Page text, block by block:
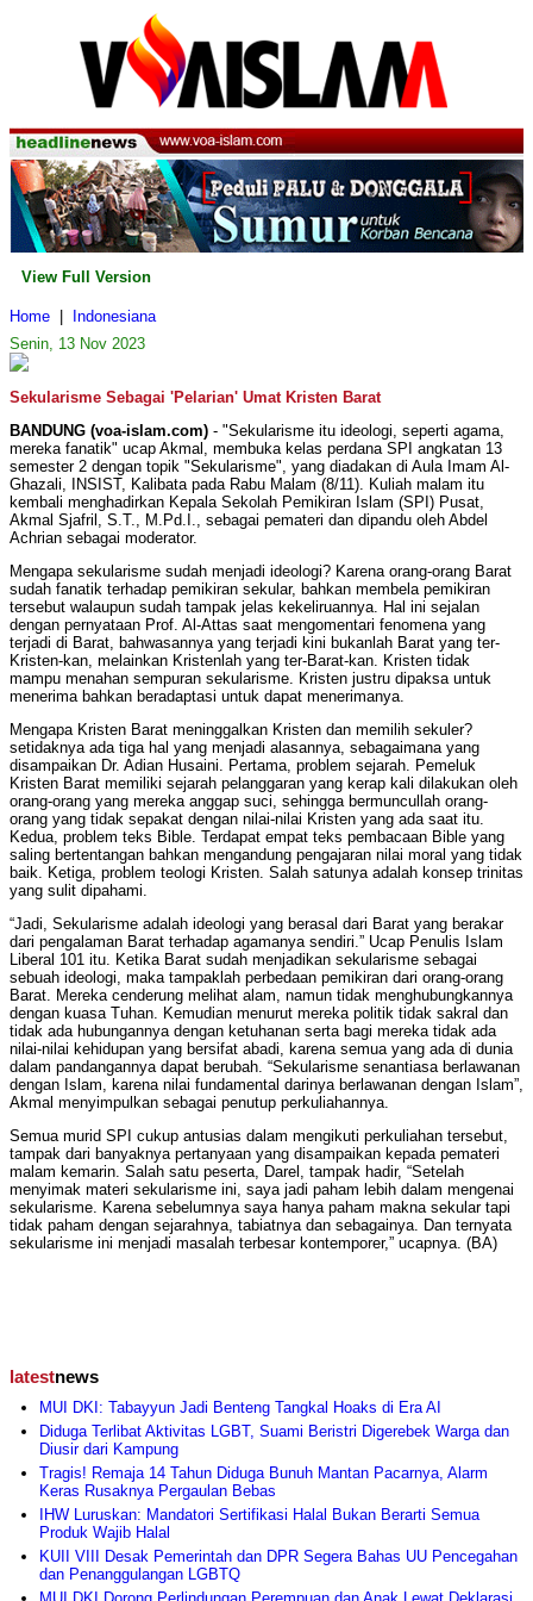
View Full Version
Home
Indonesiana
Senin, 13 Nov 2023
Sekularisme Sebagai 'Pelarian' Umat Kristen Barat
BANDUNG (voa-islam.com) - "Sekularisme itu ideologi, seperti agama,
mereka fanatik" ucap Akmal, membuka kelas perdana SPI angkatan 13
semester 2 dengan topik "Sekularisme", yang diadakan di Aula Imam Al-
Ghazali, INSIST, Kalibata pada Rabu Malam (8/11). Kuliah malam itu
kembali menghadirkan Kepala Sekolah Pemikiran Islam (SPI) Pusat,
Akmal Sjafril, S.T., M.Pd.I., sebagai pemateri dan dipandu oleh Abdel
Achrian sebagai moderator.
Mengapa sekularisme sudah menjadi ideologi? Karena orang-orang Barat
sudah fanatik terhadap pemikiran sekular, bahkan membela pemikiran
tersebut walaupun sudah tampak jelas kekeliruannya. Hal ini sejalan
dengan pernyataan Prof. Al-Attas saat mengomentari fenomena yang
terjadi di Barat, bahwasannya yang terjadi kini bukanlah Barat yang ter-
Kristen-kan, melainkan Kristenlah yang ter-Barat-kan. Kristen tidak
mampu menahan sempuran sekularisme. Kristen justru dipaksa untuk
menerima bahkan beradaptasi untuk dapat menerimanya.
Mengapa Kristen Barat meninggalkan Kristen dan memilih sekuler?
setidaknya ada tiga hal yang menjadi alasannya, sebagaimana yang
disampaikan Dr. Adian Husaini. Pertama, problem sejarah. Pemeluk
Kristen Barat memiliki sejarah pelanggaran yang kerap kali dilakukan oleh
orang-orang yang mereka anggap suci, sehingga bermuncullah orang-
orang yang tidak sepakat dengan nilai-nilai Kristen yang ada saat itu.
Kedua, problem teks Bible. Terdapat empat teks pembacaan Bible yang
saling bertentangan bahkan mengandung pengajaran nilai moral yang tidak
baik. Ketiga, problem teologi Kristen. Salah satunya adalah konsep trinitas
yang sulit dipahami.
“Jadi, Sekularisme adalah ideologi yang berasal dari Barat yang berakar
dari pengalaman Barat terhadap agamanya sendiri.” Ucap Penulis Islam
Liberal 101 itu. Ketika Barat sudah menjadikan sekularisme sebagai
sebuah ideologi, maka tampaklah perbedaan pemikiran dari orang-orang
Barat. Mereka cenderung melihat alam, namun tidak menghubungkannya
dengan kuasa Tuhan. Kemudian menurut mereka politik tidak sakral dan
tidak ada hubungannya dengan ketuhanan serta bagi mereka tidak ada
nilai-nilai kehidupan yang bersifat abadi, karena semua yang ada di dunia
dalam pandangannya dapat berubah. “Sekularisme senantiasa berlawanan
dengan Islam, karena nilai fundamental darinya berlawanan dengan Islam”,
Akmal menyimpulkan sebagai penutup perkuliahannya.
Semua murid SPI cukup antusias dalam mengikuti perkuliahan tersebut,
tampak dari banyaknya pertanyaan yang disampaikan kepada pemateri
malam kemarin. Salah satu peserta, Darel, tampak hadir, “Setelah
menyimak materi sekularisme ini, saya jadi paham lebih dalam mengenai
sekularisme. Karena sebelumnya saya hanya paham makna sekular tapi
tidak paham dengan sejarahnya, tabiatnya dan sebagainya. Dan ternyata
sekularisme ini menjadi masalah terbesar kontemporer,” ucapnya. (BA)
latestnews
MUI DKI: Tabayyun Jadi Benteng Tangkal Hoaks di Era AI
Diduga Terlibat Aktivitas LGBT, Suami Beristri Digerebek Warga dan
Diusir dari Kampung
Tragis! Remaja 14 Tahun Diduga Bunuh Mantan Pacarnya, Alarm
Keras Rusaknya Pergaulan Bebas
IHW Luruskan: Mandatori Sertifikasi Halal Bukan Berarti Semua
Produk Wajib Halal
KUII VIII Desak Pemerintah dan DPR Segera Bahas UU Pencegahan
dan Penanggulangan LGBTQ